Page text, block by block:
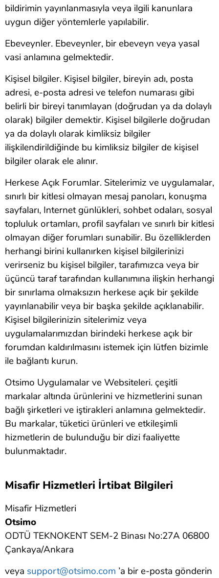
bildirimin yayınlanmasıyla veya ilgili kanunlara
uygun diğer yöntemlerle yapılabilir.
Ebeveynler. Ebeveynler, bir ebeveyn veya yasal
vasi anlamına gelmektedir.
Kişisel bilgiler. Kişisel bilgiler, bireyin adı, posta
adresi, e-posta adresi ve telefon numarası gibi
belirli bir bireyi tanımlayan (doğrudan ya da dolaylı
olarak) bilgiler demektir. Kişisel bilgilerle doğrudan
ya da dolaylı olarak kimliksiz bilgiler
ilişkilendirildiğinde bu kimliksiz bilgiler de kişisel
bilgiler olarak ele alınır.
Herkese Açık Forumlar. Sitelerimiz ve uygulamalar,
sınırlı bir kitlesi olmayan mesaj panoları, konuşma
sayfaları, Internet günlükleri, sohbet odaları, sosyal
topluluk ortamları, profil sayfaları ve sınırlı bir kitlesi
olmayan diğer forumları sunabilir. Bu özelliklerden
herhangi birini kullanırken kişisel bilgilerinizi
verirseniz bu kişisel bilgiler, tarafımızca veya bir
üçüncü taraf tarafından kullanımına ilişkin herhangi
bir sınırlama olmaksızın herkese açık bir şekilde
yayınlanabilir veya bir başka şekilde açıklanabilir.
Kişisel bilgilerinizin sitelerimiz veya
uygulamalarımızdan birindeki herkese açık bir
forumdan kaldırılmasını istemek için lütfen bizimle
ile bağlantı kurun.
Otsimo Uygulamalar ve Websiteleri. çeşitli
markalar altında ürünlerini ve hizmetlerini sunan
bağlı şirketleri ve iştirakleri anlamına gelmektedir.
Bu markalar, tüketici ürünleri ve etkileşimli
hizmetlerin de bulunduğu bir dizi faaliyette
bulunmaktadır.
Misafir Hizmetleri İrtibat Bilgileri
Misafir Hizmetleri
Otsimo
ODTÜ TEKNOKENT SEM-2 Binası No:27A 06800
Çankaya/Ankara
veya support@otsimo.com ’a bir e-posta gönderin